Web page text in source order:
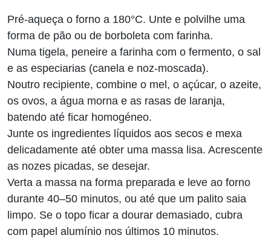
Pré-aqueça o forno a 180°C. Unte e polvilhe uma
forma de pão ou de borboleta com farinha.
Numa tigela, peneire a farinha com o fermento, o sal
e as especiarias (canela e noz-moscada).
Noutro recipiente, combine o mel, o açúcar, o azeite,
os ovos, a água morna e as rasas de laranja,
batendo até ficar homogéneo.
Junte os ingredientes líquidos aos secos e mexa
delicadamente até obter uma massa lisa. Acrescente
as nozes picadas, se desejar.
Verta a massa na forma preparada e leve ao forno
durante 40–50 minutos, ou até que um palito saia
limpo. Se o topo ficar a dourar demasiado, cubra
com papel alumínio nos últimos 10 minutos.